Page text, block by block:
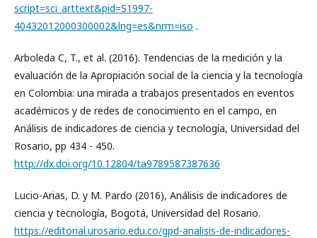
script=sci_arttext&pid=S1997-
40432012000300002&lng=es&nrm=iso .
Arboleda C, T., et al. (2016). Tendencias de la medición y la
evaluación de la Apropiación social de la ciencia y la tecnología
en Colombia: una mirada a trabajos presentados en eventos
académicos y de redes de conocimiento en el campo, en
Análisis de indicadores de ciencia y tecnología, Universidad del
Rosario, pp 434 - 450.
http://dx.doi.org/10.12804/ta9789587387636
Lucio-Arias, D. y M. Pardo (2016), Análisis de indicadores de
ciencia y tecnología, Bogotá, Universidad del Rosario.
https://editorial.urosario.edu.co/gpd-analisis-de-indicadores-